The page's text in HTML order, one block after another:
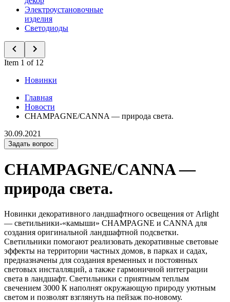
Электроустановочные
изделия
Светодиоды
Item 1 of 12
Новинки
Главная
Новости
CHAMPAGNE/CANNA — природа света.
30.09.2021
Задать вопрос
CHAMPAGNE/CANNA —
природа света.
Новинки декоративного ландшафтного освещения от Arlight
— светильники-«камыши» CHAMPAGNE и CANNA для
создания оригинальной ландшафтной подсветки.
Светильники помогают реализовать декоративные световые
эффекты на территории частных домов, в парках и садах,
предназначены для создания временных и постоянных
световых инсталляций, а также гармоничной интеграции
света в ландшафт. Светильники с приятным теплым
свечением 3000 К наполнят окружающую природу уютным
светом и позволят взглянуть на пейзаж по-новому.